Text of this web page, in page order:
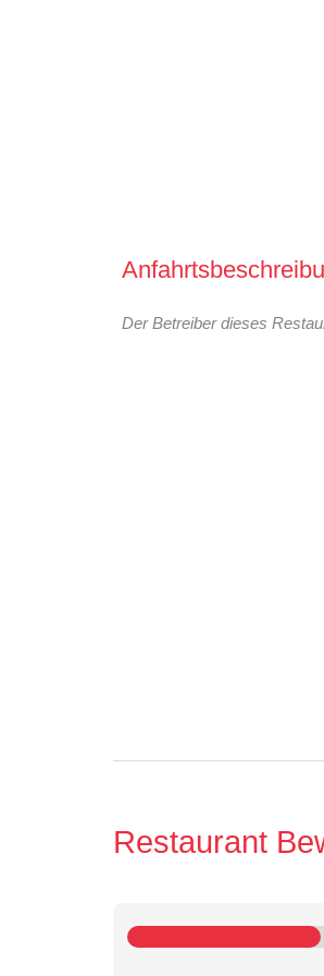
Der Betreiber dieses
Restaurant